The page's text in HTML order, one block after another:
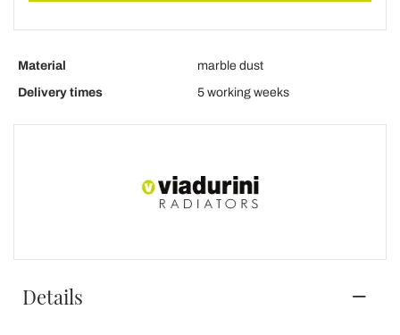
Material
marble dust
Delivery times
5 working weeks
Details